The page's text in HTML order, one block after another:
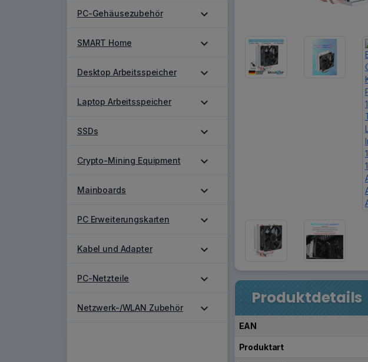
PC-Gehäusezubehör expand_more
SMART Home expand_more
Desktop Arbeitsspeicher expand_more
Laptop Arbeitsspeicher expand_more
SSDs expand_more
Crypto-Mining Equipment expand_more
Mainboards expand_more
PC Erweiterungskarten expand_more
Kabel und Adapter expand_more
PC-Netzteile expand_more
Netzwerk-/WLAN Zubehör expand_more
Produktdetails
EAN
Produktart